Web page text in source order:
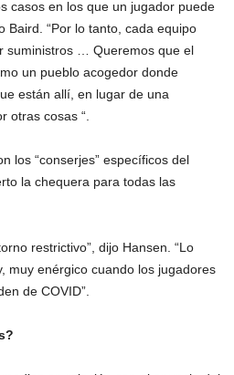
casos en los que un jugador puede
Baird. “Por lo tanto, cada equipo
suministros … Queremos que el
un pueblo acogedor donde
están allí, en lugar de una
otras cosas “.
los “conserjes” específicos del
la chequera para todas las
restrictivo”, dijo Hansen. “Lo
muy enérgico cuando los jugadores
de COVID”.